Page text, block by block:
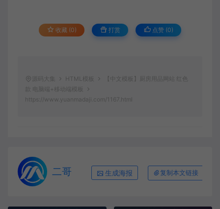
收藏 (0) 打赏 点赞 (0)
源码大集 HTML模板
【中文模板】厨房用品网站 红色
款 电脑端+移动端模板
https://www.yuanmadaji.com/1167.html
二哥 生成海报 复制本文链接